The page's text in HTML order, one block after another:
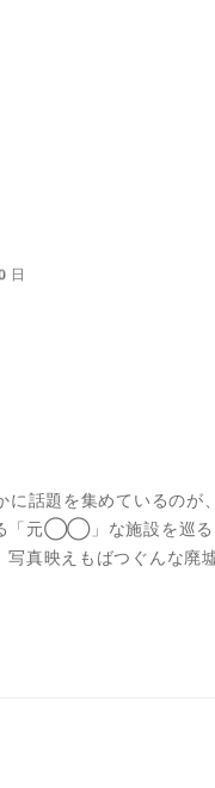
に話題を集めているの
「元◯◯」な施設を巡る
写真映えもばつぐんな廃